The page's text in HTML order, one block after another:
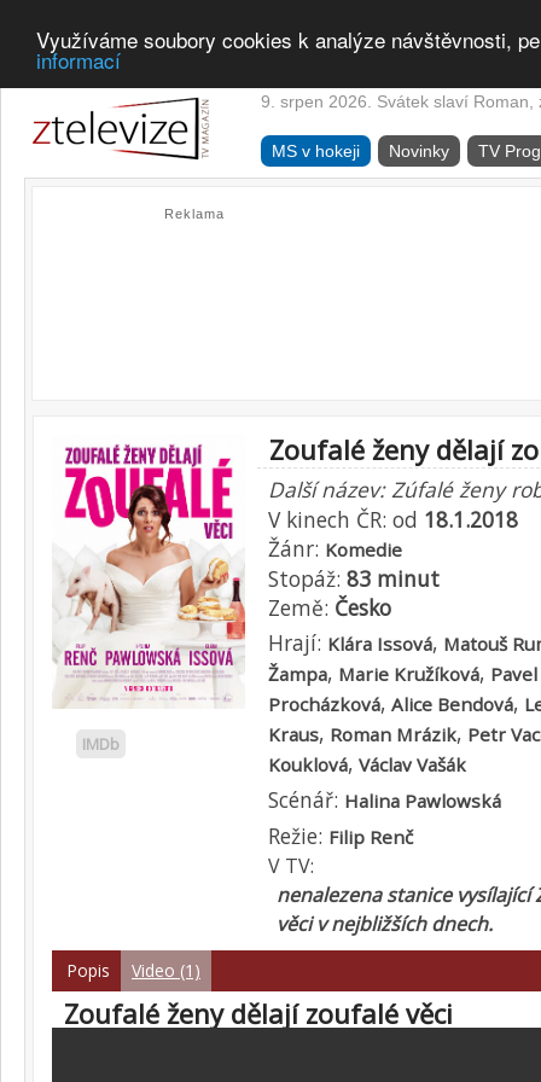
Využíváme soubory cookies k analýze návštěvnosti,
informací
9. srpen 2026. Svátek slaví Roman,
MS v hokeji Novinky TV
Reklama
IMDb
Zoufalé ženy dělají
Další název: Zúfalé ženy
V kinech ČR: od 18.1.2018
Žánr: Komedie
Stopáž: 83 minut
Země: Česko
Hrají: Klára Issová, Matouš
Žampa, Marie Kružíková,
Procházková, Alice Bendová,
Kraus, Roman Mrázik, Petr
Kouklová, Václav Vašák
Scénář: Halina Pawlowská
Režie: Filip Renč
V TV:
nenalezena stanice vysílající
věci v nejbližších dnech.
Popis Video (1)
Zoufalé ženy dělají zoufalé věci